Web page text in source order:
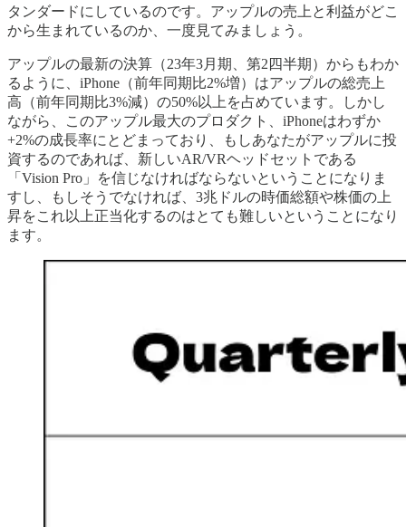
タンダードにしているのです。アップルの売上と利益がどこ
から生まれているのか、一度見てみましょう。
アップルの最新の決算（23年3月期、第2四半期）からもわか
るように、iPhone（前年同期比2%増）はアップルの総売上
高（前年同期比3%減）の50%以上を占めています。しかし
ながら、このアップル最大のプロダクト、iPhoneはわずか
+2%の成長率にとどまっており、もしあなたがアップルに投
資するのであれば、新しいAR/VRヘッドセットである
「Vision Pro」を信じなければならないということになりま
すし、もしそうでなければ、3兆ドルの時価総額や株価の上
昇をこれ以上正当化するのはとても難しいということになり
ます。